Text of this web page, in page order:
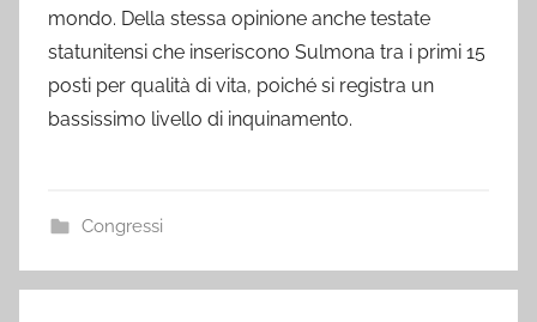
mondo. Della stessa opinione anche testate
statunitensi che inseriscono Sulmona tra i primi 15
posti per qualità di vita, poiché si registra un
bassissimo livello di inquinamento.
Congressi